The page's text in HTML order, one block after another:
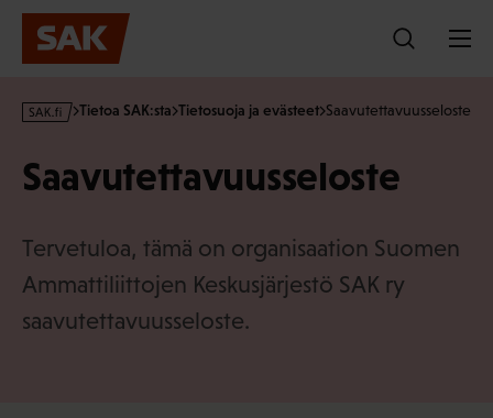
Hyppää
sisältöön
s
·
Tietoa SAK:sta Tietosuoja ja evästeet Saavutettavuusseloste
Saavutettavuusseloste
Tervetuloa, tämä on organisaation Suomen
Ammattiliittojen Keskusjärjestö SAK ry
saavutettavuusseloste.